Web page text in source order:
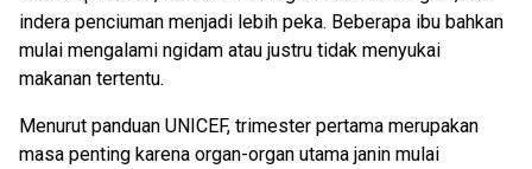
indera penciuman menjadi lebih peka. Beberapa ibu bahkan
mulai mengalami ngidam atau justru tidak menyukai
makanan tertentu.
Menurut panduan UNICEF, trimester pertama merupakan
masa penting karena organ-organ utama janin mulai